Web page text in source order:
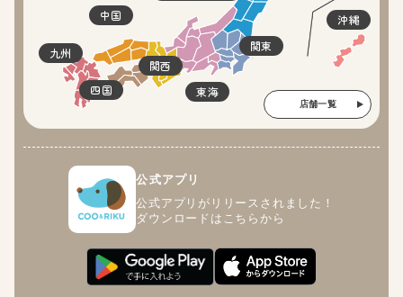
関東
東海
関西
四国
中国
九州
沖縄
店舗一覧
公式アプリ
公式アプリがリリースされました！
ダウンロードはこちらから